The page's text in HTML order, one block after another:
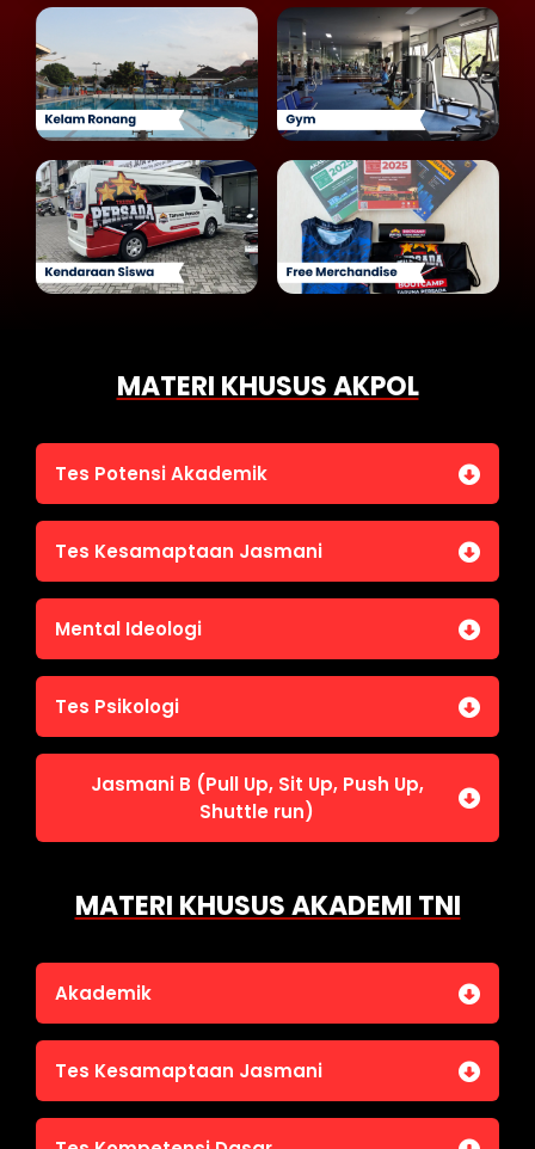
MATERI KHUSUS AKPOL
Tes Potensi Akademik
Bahasa Indonesia
Penalaran Numerik
Pengetahuan Umum (termasuk UU Kepolisian)
Tes Wawasan Kebangsaan
Tes Kesamaptaan Jasmani
Jasmani A (Lari 12 menit)
Mental Ideologi
Mental Ideologi
Tes Psikologi
Tes Kecerdasan
Tes Kecermatan
Tes Kepribadian
Jasmani B (Pull Up, Sit Up, Push Up,
Shuttle run)
MATERI KHUSUS AKADEMI TNI
Akademik
Bahasa Indonesia
IPA
Tes Kesamaptaan Jasmani
Jasmani A (Lari 12 menit)